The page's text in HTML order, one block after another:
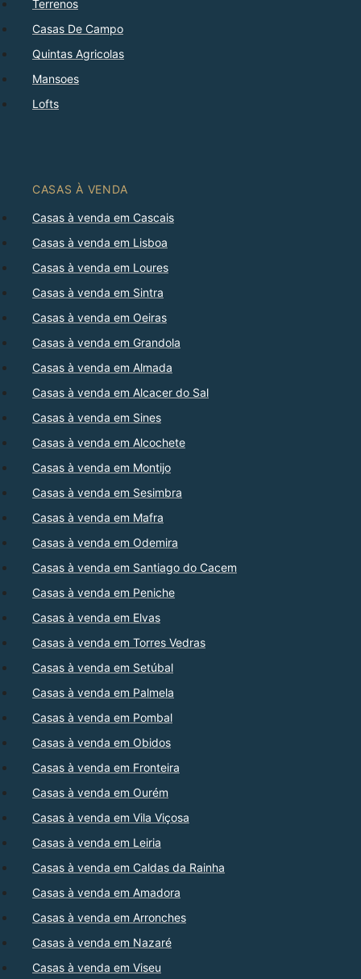
Terrenos
Casas De Campo
Quintas Agricolas
Mansoes
Lofts
CASAS À VENDA
Casas à venda em Cascais
Casas à venda em Lisboa
Casas à venda em Loures
Casas à venda em Sintra
Casas à venda em Oeiras
Casas à venda em Grandola
Casas à venda em Almada
Casas à venda em Alcacer do Sal
Casas à venda em Sines
Casas à venda em Alcochete
Casas à venda em Montijo
Casas à venda em Sesimbra
Casas à venda em Mafra
Casas à venda em Odemira
Casas à venda em Santiago do Cacem
Casas à venda em Peniche
Casas à venda em Elvas
Casas à venda em Torres Vedras
Casas à venda em Setúbal
Casas à venda em Palmela
Casas à venda em Pombal
Casas à venda em Obidos
Casas à venda em Fronteira
Casas à venda em Ourém
Casas à venda em Vila Viçosa
Casas à venda em Leiria
Casas à venda em Caldas da Rainha
Casas à venda em Amadora
Casas à venda em Arronches
Casas à venda em Nazaré
Casas à venda em Viseu